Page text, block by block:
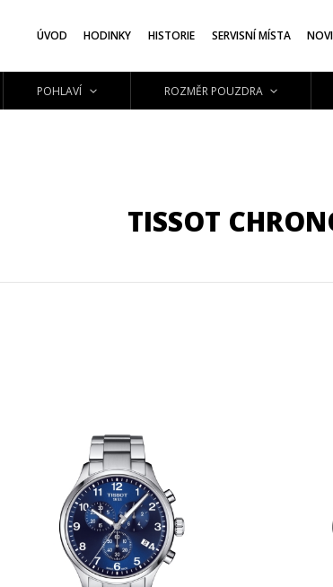
ÚVOD HODINKY HISTORIE SERVISNÍ MÍSTA
POHLAVÍ ROZMĚR POUZDRA
TISSOT